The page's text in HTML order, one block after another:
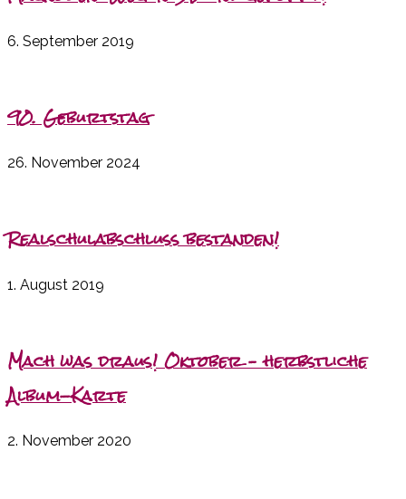
6. September 2019
90. Geburtstag
26. November 2024
Realschulabschluss bestanden!
1. August 2019
Mach was draus! Oktober – herbstliche
Album-Karte
2. November 2020